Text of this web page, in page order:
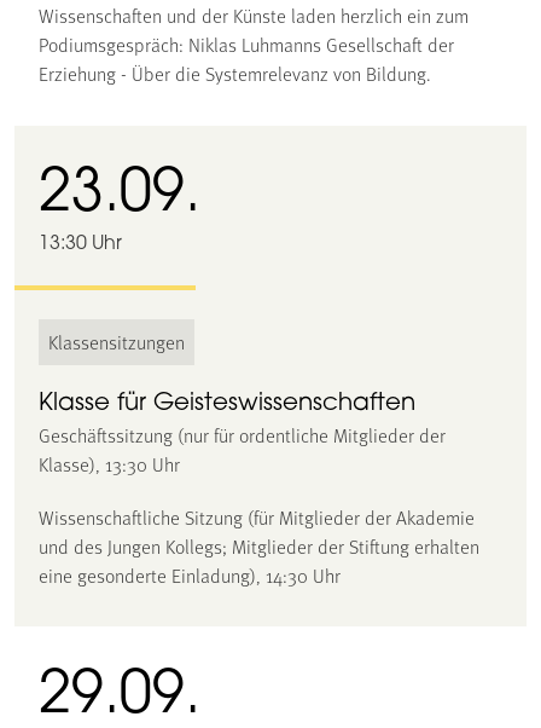
Wissenschaften und der Künste laden herzlich ein zum
Podiumsgespräch: Niklas Luhmanns Gesellschaft der
Erziehung - Über die Systemrelevanz von Bildung.
23.09.
13:30 Uhr
Klassensitzungen
Klasse für Geisteswissenschaften
Geschäftssitzung (nur für ordentliche Mitglieder der
Klasse), 13:30 Uhr
Wissenschaftliche Sitzung (für Mitglieder der Akademie
und des Jungen Kollegs; Mitglieder der Stiftung erhalten
eine gesonderte Einladung), 14:30 Uhr
29.09.